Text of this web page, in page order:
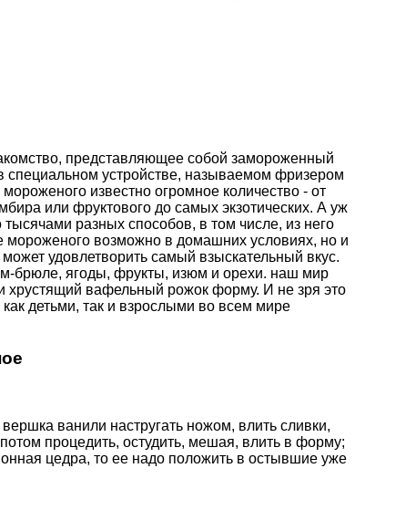
представляющее собой замороженный
специальном устройстве, называемом фризером
известно огромное количество - от
или фруктового до самых экзотических. А уж
разных способов, в том числе, из него
мороженого возможно в домашних условиях, но и
удовлетворить самый взыскательный вкус.
брюле, ягоды, фрукты, изюм и орехи. наш мир
хрустящий вафельный рожок форму. И не зря это
детьми, так и взрослыми во всем мире
ванили настругать ножом, влить сливки,
процедить, остудить, мешая, влить в форму;
цедра, то ее надо положить в остывшие уже